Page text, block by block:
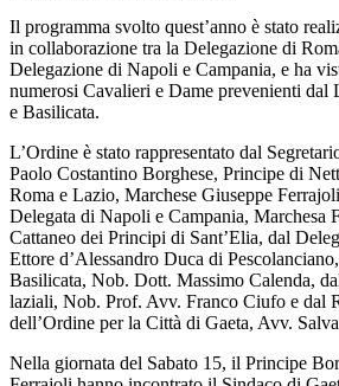
Il programma svolto quest’anno è stato
in collaborazione tra la Delegazione di
Delegazione di Napoli e Campania, e ha
numerosi Cavalieri e Dame prevenienti dal
e Basilicata.
L’Ordine è stato rappresentato dal
Paolo Costantino Borghese, Principe di
Roma e Lazio, Marchese Giuseppe
Delegata di Napoli e Campania, Marchesa
Cattaneo dei Principi di Sant’Elia, dal
Ettore d’Alessandro Duca di
Basilicata, Nob. Dott. Massimo Calenda,
laziali, Nob. Prof. Avv. Franco Ciufo e dal
dell’Ordine per la Città di Gaeta, Avv.
Nella giornata del Sabato 15, il Principe